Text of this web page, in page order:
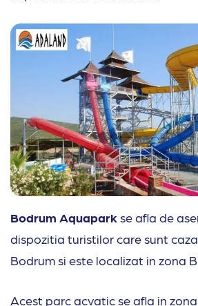
Bodrum Aquapark se afla de
dispozitia turistilor care sunt
Bodrum si este localizat in zona
Acest parc acvatic se afla in